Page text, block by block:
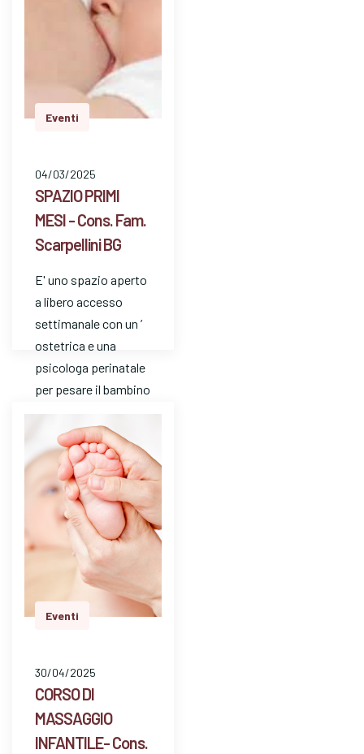
Eventi
04/03/2025
SPAZIO PRIMI
MESI - Cons. Fam.
Scarpellini BG
E' uno spazio aperto
a libero accesso
settimanale con un ’
ostetrica e una
psicologa perinatale
per pesare il bambino
dom…
Eventi
30/04/2025
CORSO DI
MASSAGGIO
INFANTILE- Cons.